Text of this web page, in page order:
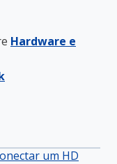
Hardware e
um HD